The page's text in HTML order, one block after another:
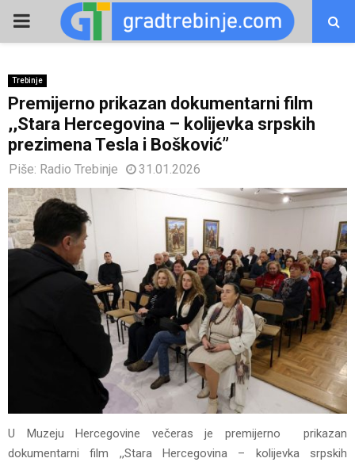
PRIMARY
Trebinje
Premijerno prikazan dokumentarni film
,,Stara Hercegovina – kolijevka srpskih
prezimena Tesla i Bošković”
Piše: Radio Trebinje 31.01.2026
U Muzeju Hercegovine večeras je premijerno prikazan
dokumentarni film ,,Stara Hercegovina – kolijevka srpskih